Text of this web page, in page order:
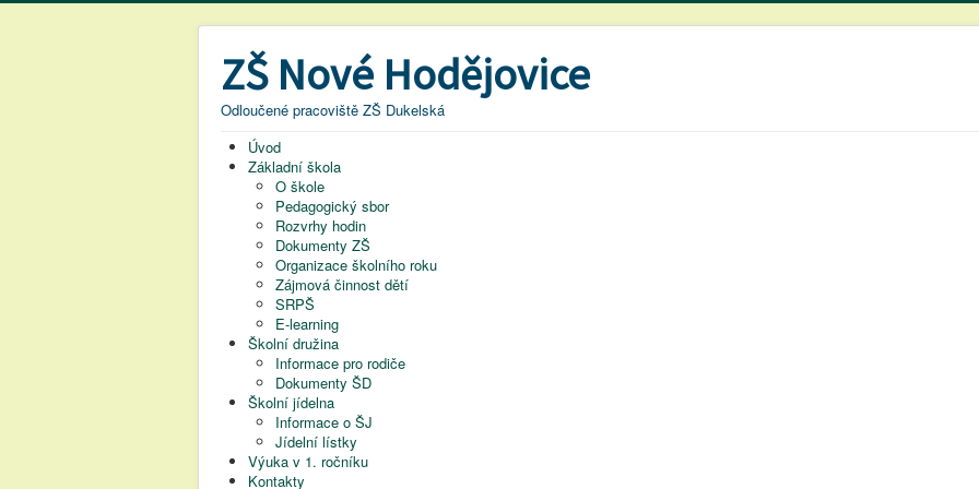
ZŠ Nové Hodějovice
Odloučené pracoviště ZŠ Dukelská
Úvod
Základní škola
O škole
Pedagogický sbor
Rozvrhy hodin
Dokumenty ZŠ
Organizace školního roku
Zájmová činnost dětí
SRPŠ
E-learning
Školní družina
Informace pro rodiče
Dokumenty ŠD
Školní jídelna
Informace o ŠJ
Jídelní lístky
Výuka v 1. ročníku
Kontakty